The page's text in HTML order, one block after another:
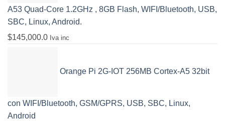
A53 Quad-Core 1.2GHz , 8GB Flash, WIFI/Bluetooth, USB,
SBC, Linux, Android.
$145,000.0 Iva inc
Orange Pi 2G-IOT 256MB Cortex-A5 32bit
con WIFI/Bluetooth, GSM/GPRS, USB, SBC, Linux,
Android